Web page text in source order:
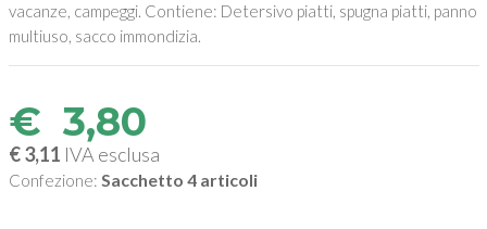
vacanze, campeggi. Contiene: Detersivo piatti, spugna piatti, panno
multiuso, sacco immondizia.
€ 3,80
€ 3,11 IVA esclusa
Confezione: Sacchetto 4 articoli